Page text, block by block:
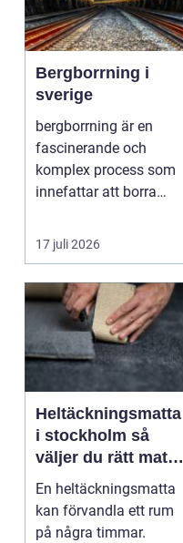
Bergborrning i
sverige
bergborrning är en
fascinerande och
komplex process som
innefattar att borra
minerale...
17 juli 2026
Heltäckningsmatta
i stockholm så
väljer du rätt matta
till hem och kontor
En heltäckningsmatta
kan förvandla ett rum
på några timmar.